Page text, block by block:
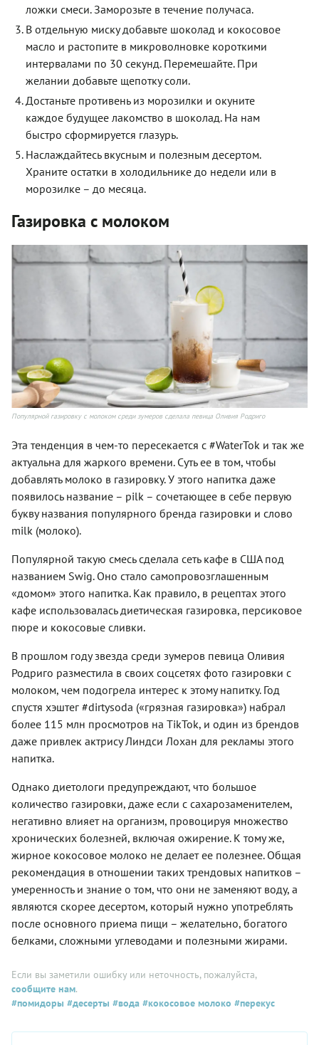
ложки смеси. Заморозьте в течение получаса.
В отдельную миску добавьте шоколад и кокосовое
масло и растопите в микроволновке короткими
интервалами по 30 секунд. Перемешайте. При
желании добавьте щепотку соли.
Достаньте противень из морозилки и окуните
каждое будущее лакомство в шоколад. На нам
быстро сформируется глазурь.
Наслаждайтесь вкусным и полезным десертом.
Храните остатки в холодильнике до недели или в
морозилке – до месяца.
Газировка с молоком
Популярной газировку с молоком среди зумеров сделала певица Оливия Родриго
Эта тенденция в чем-то пересекается с #WaterTok и так же
актуальна для жаркого времени. Суть ее в том, чтобы
добавлять молоко в газировку. У этого напитка даже
появилось название – pilk – сочетающее в себе первую
букву названия популярного бренда газировки и слово
milk (молоко).
Популярной такую смесь сделала сеть кафе в США под
названием Swig. Оно стало самопровозглашенным
«домом» этого напитка. Как правило, в рецептах этого
кафе использовалась диетическая газировка, персиковое
пюре и кокосовые сливки.
В прошлом году звезда среди зумеров певица Оливия
Родриго разместила в своих соцсетях фото газировки с
молоком, чем подогрела интерес к этому напитку. Год
спустя хэштег #dirtysoda («грязная газировка») набрал
более 115 млн просмотров на TikTok, и один из брендов
даже привлек актрису Линдси Лохан для рекламы этого
напитка.
Однако диетологи предупреждают, что большое
количество газировки, даже если с сахарозаменителем,
негативно влияет на организм, провоцируя множество
хронических болезней, включая ожирение. К тому же,
жирное кокосовое молоко не делает ее полезнее. Общая
рекомендация в отношении таких трендовых напитков –
умеренность и знание о том, что они не заменяют воду, а
являются скорее десертом, который нужно употреблять
после основного приема пищи – желательно, богатого
белками, сложными углеводами и полезными жирами.
Если вы заметили ошибку или неточность, пожалуйста,
сообщите нам.
#помидоры #десерты #вода #кокосовое молоко #перекус